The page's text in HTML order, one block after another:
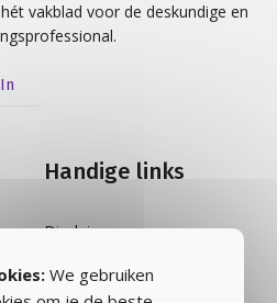
vakblad voor de deskundige en
Handige links
Disclaimer
Auteursrecht
We gebruiken